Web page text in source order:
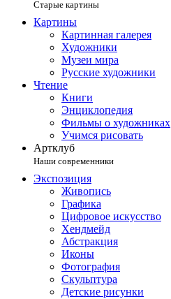
Старые картины
Картины
Картинная галерея
Художники
Музеи мира
Русские художники
Чтение
Книги
Энциклопедия
Фильмы о художниках
Учимся рисовать
Артклуб
Наши современники
Экспозиция
Живопись
Графика
Цифровое искусство
Хендмейд
Абстракция
Иконы
Фотография
Скульптура
Детские рисунки